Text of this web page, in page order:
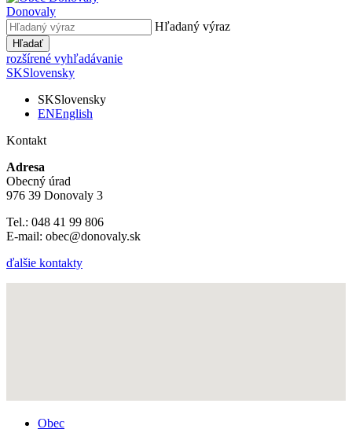
Donovaly
Hľadaný výraz
Hľadať
rozšírené vyhľadávanie
SKSlovensky
SKSlovensky
ENEnglish
Kontakt
Adresa
Obecný úrad
976 39 Donovaly 3
Tel.: 048 41 99 806
E-mail: obec@donovaly.sk
ďalšie kontakty
Obec